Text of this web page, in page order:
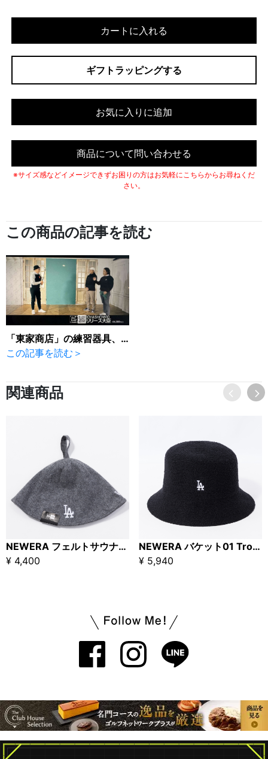
カートに入れる
ギフトラッピングする
お気に入りに追加
商品について問い合わせる
※サイズ感などイメージできずお困りの方はお気軽にこちらからお尋ねくだ
さい。
この商品の記事を読む
「東家商店」の練習器具、取り扱い第２弾です！
この記事を読む＞
関連商品
NEWERA フェルトサウナハット ロサンゼルス・ドジャース グレー
¥ 4,400
NEWERA バケット01 Tropical Bucket ロサンゼルス・ドジャース ブラック
¥ 5,940